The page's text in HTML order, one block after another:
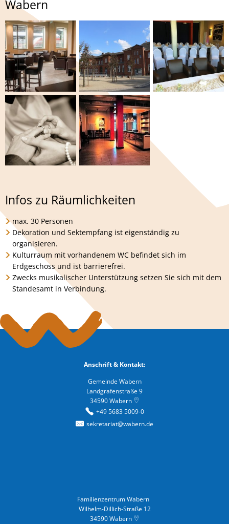
Wabern
Infos zu Räumlichkeiten
max. 30 Personen
Dekoration und Sektempfang ist eigenständig zu
organisieren.
Kulturraum mit vorhandenem WC befindet sich im
Erdgeschoss und ist barrierefrei.
Zwecks musikalischer Unterstützung setzen Sie sich mit dem
Standesamt in Verbindung.
Anschrift & Kontakt:
Gemeinde Wabern
Landgrafenstraße 9
34590 Wabern
+49 5683 5009-0
sekretariat@wabern.de
Familienzentrum Wabern
Wilhelm-Dillich-Straße 12
34590 Wabern